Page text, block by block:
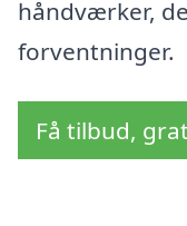
håndværker,
forventninger.
Få tilbud,